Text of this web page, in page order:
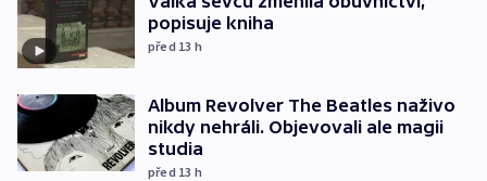
popisuje kniha
před 13 h
Album Revolver The Beatles naživo
nikdy nehráli. Objevovali ale magii
studia
před 13 h